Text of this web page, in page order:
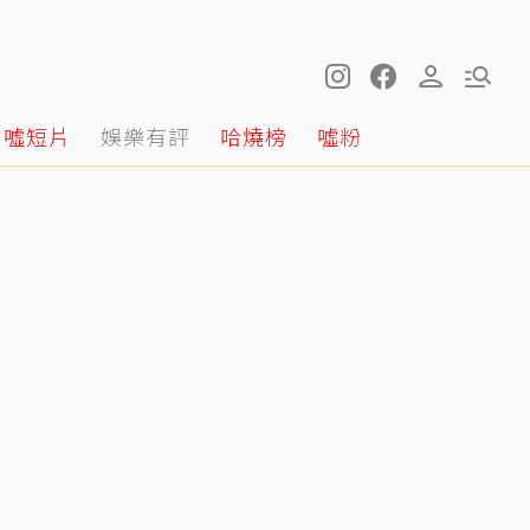
噓短片 娛樂有評 哈燒榜 噓粉